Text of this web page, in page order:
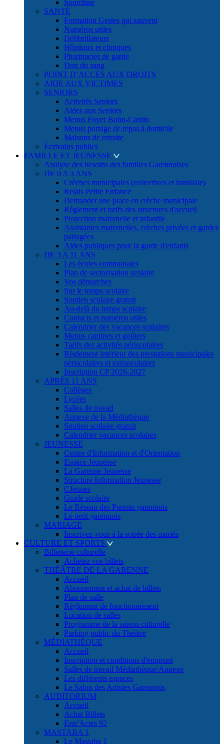
Sourdline
SANTÉ
Formation Gestes qui sauvent
Numéros utiles
Défibrillateurs
Hôpitaux et cliniques
Pharmacies de garde
Don du sang
POINT D’ACCÈS AUX DROITS
AIDE AUX VICTIMES
SENIORS
Activités Seniors
Aides aux Seniors
Menus Foyer Bohn-Cantin
Menus portage de repas à domicile
Maisons de retraite
Écrivains publics
FAMILLE ET JEUNESSE
Analyse des besoins des familles Garennoises
DE 0 A 3 ANS
Crèches municipales (collectives et familiale)
Relais Petite Enfance
Demander une place en crèche municipale
Règlement et tarifs des structures d'accueil
Protection maternelle et infantile
Assistantes maternelles, crèches privées et gardes
partagées
Aides publiques pour la garde d'enfants
DE 3 A 11 ANS
Les écoles communales
Plan de sectorisation scolaire
Vos démarches
Sur le temps scolaire
Soutien scolaire gratuit
Au-delà du temps scolaire
Contacts et numéros utiles
Calendrier des vacances scolaires
Menus cantines et goûters
Tarifs des activités périscolaires
Règlement intérieur des prestations municipales
périscolaires et extrascolaires
Inscription CP 2026-2027
APRÈS 11 ANS
Collèges
Lycées
Salles de travail
Annexe de la Médiathèque
Soutien scolaire gratuit
Calendrier vacances scolaires
JEUNESSE
Centre d'Information et d'Orientation
Espace Jeunesse
La Garenne Jeunesse
Structure Information Jeunesse
CJeunes
Guide scolaire
Le Réseau des Parents garennois
Le petit garennois
MARIAGE
Inscrivez-vous à la soirée des mariés
CULTURE ET SPORTS
Billetterie culturelle
Achetez vos billets
THÉÂTRE DE LA GARENNE
Accueil
Abonnement et achat de billets
Plan de salle
Règlement de fonctionnement
Location de salles
Programme de la saison culturelle
Parking public du Théâtre
MÉDIATHÈQUE
Accueil
Inscription et conditions d'emprunt
Salles de travail Médiathèque/Annexe
Les différents espaces
Le Salon des Artistes Garennois
AUDITORIUM
Accueil
Achat Billets
Entr'Actes 92
MASTABA 1
Le Mastaba 1